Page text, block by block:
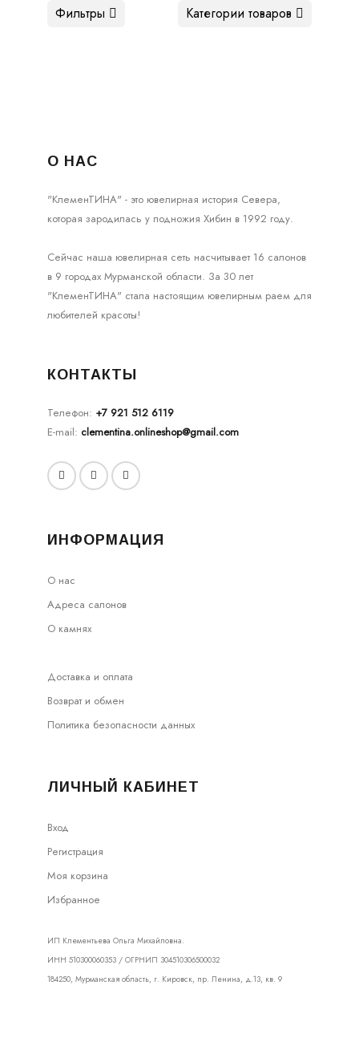
Категории товаров
Фильтры
О НАС
"КлеменТИНА" - это ювелирная история Севера,
которая зародилась у подножия Хибин в 1992 году.
Сейчас наша ювелирная сеть насчитывает 16 салонов
в 9 городах Мурманской области. За 30 лет
"КлеменТИНА" стала настоящим ювелирным раем для
любителей красоты!
КОНТАКТЫ
Телефон: +7 921 512 6119
E-mail: clementina.onlineshop@gmail.com
ИНФОРМАЦИЯ
О нас
Адреса салонов
О камнях
Доставка и оплата
Возврат и обмен
Политика безопасности данных
ЛИЧНЫЙ КАБИНЕТ
Вход
Регистрация
Моя корзина
Избранное
ИП Клементьева Ольга Михайловна.
ИНН 510300060353 / ОГРНИП 304510306500032
184250, Мурманская область, г. Кировск, пр. Ленина, д.13, кв. 9